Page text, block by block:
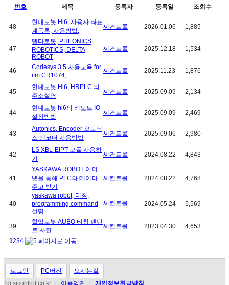
번호 제목 등록자 등록일 조회수
48
현대로봇 Hi6, 사용자 좌표
계등록, 사용방법,
씨컨트롤 2026.01.06 1,885
47
델타로봇, PHEONICS
ROBOTICS, DELTA
ROBOT
씨컨트롤 2025.12.18 1,534
46
Codesys 3.5 사용교육 for
ifm CR1074,
씨컨트롤 2025.11.23 1,876
45
현대로봇 Hi6, HRPLC 의
주소설명
씨컨트롤 2025.09.09 2,134
44
현대로봇 hi6의 리모트 IO
설정방법
씨컨트롤 2025.09.09 2,469
43
Autonics, Encoder 오토닉
스 엔코더 사용방법
씨컨트롤 2025.09.06 2,980
42
LS XBL-EIPT 모듈 사용하
기
씨컨트롤 2024.08.22 4,843
41
YASKAWA ROBOT 이더
넷을 통해 PLC와 데이타
주고 받기
씨컨트롤 2024.08.22 4,768
40
yaskawa robot, 티칭,
programming command
설명
씨컨트롤 2024.05.24 5,569
39
협업로봇 AUBO 티칭 펜던
트 사진
씨컨트롤 2023.04.30 4,653
1234
로그인 PC버전
오시는길
(c) sicontrol.co.kr
이용약관 개인정보취급방침